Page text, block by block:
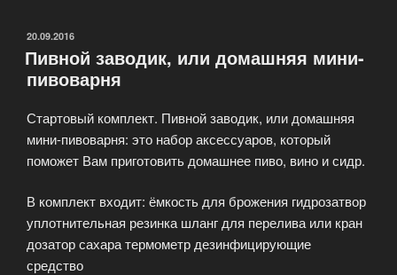
пивоварения!»
ОПУБЛИКОВАНО
20.09.2016
Пивной заводик, или домашняя мини-
пивоварня
Стартовый комплект. Пивной заводик, или домашняя
мини-пивоварня: это набор аксессуаров, который
поможет Вам приготовить домашнее пиво, вино и сидр.
В комплект входит: ёмкость для брожения гидрозатвор
уплотнительная резинка шланг для перелива или кран
дозатор сахара термометр дезинфицирующие
средство